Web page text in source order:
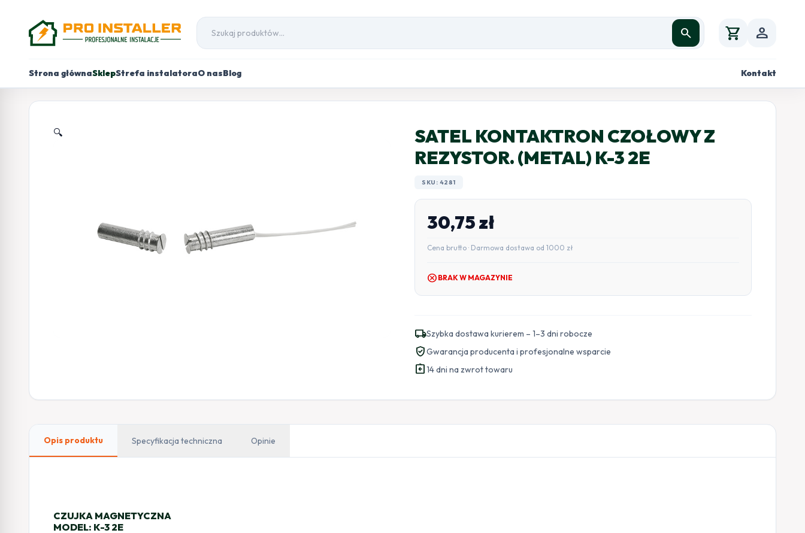
search shopping_cart person
Strona głównaSklepStrefa instalatoraO nasBlog Kontakt
🔍
SATEL KONTAKTRON CZOŁOWY Z
REZYSTOR. (METAL) K-3 2E
SKU: 4281
30,75zł
Cena brutto · Darmowa dostawa od 1000 zł
cancel BRAK W MAGAZYNIE
local_shippingSzybka dostawa kurierem – 1–3 dni robocze
verified_userGwarancja producenta i profesjonalne wsparcie
assignment_return14 dni na zwrot towaru
Opis produktu Specyfikacja techniczna Opinie
CZUJKA MAGNETYCZNA
MODEL: K-3 2E